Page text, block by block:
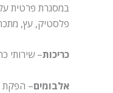
במסגרת פרטית
פלסטיק, עץ,
כריכות– שירותי
אלבומים– הפקת